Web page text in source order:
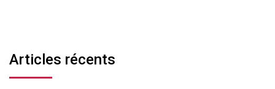
Articles récents